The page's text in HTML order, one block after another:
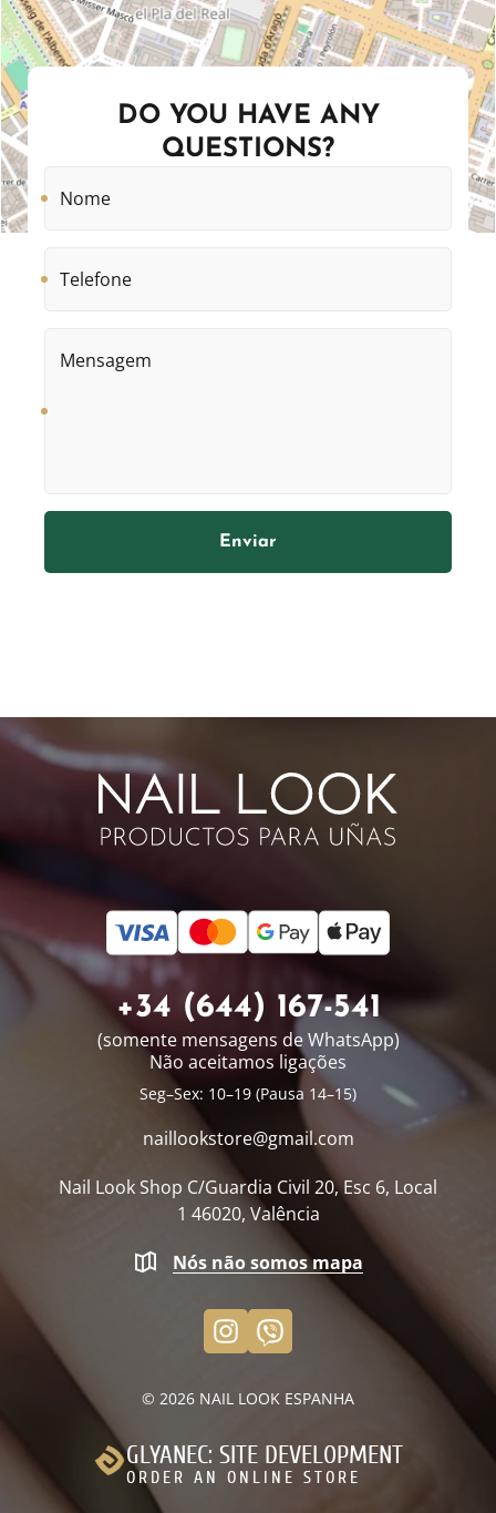
DO YOU HAVE ANY
QUESTIONS?
de
Enviar
+34 (644) 167-541
(somente mensagens de WhatsApp)
Não aceitamos ligações
Seg–Sex: 10–19 (Pausa 14–15)
naillookstore@gmail.com
Nail Look Shop C/Guardia Civil 20, Esc 6, Local
1 46020, Valência
Nós não somos mapa
© 2026 NAIL LOOK ESPANHA
GLYANEC: SITE DEVELOPMENT
ORDER AN ONLINE STORE